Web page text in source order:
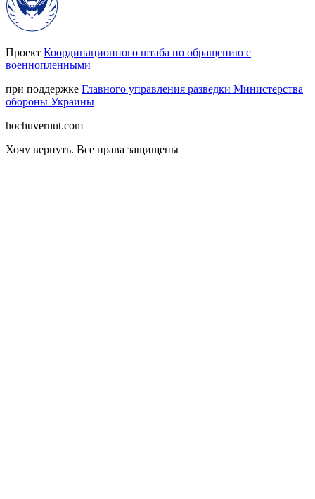
Проект Координационного штаба по обращению с
военнопленными
при поддержке Главного управления разведки Министерства
обороны Украины
hochuvernut.com
Хочу вернуть. Все права защищены